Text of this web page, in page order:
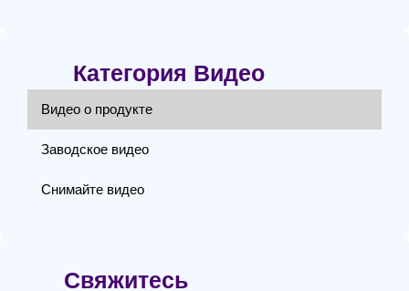
Категория Видео
Видео о продукте
Заводское видео
Снимайте видео
Свяжитесь